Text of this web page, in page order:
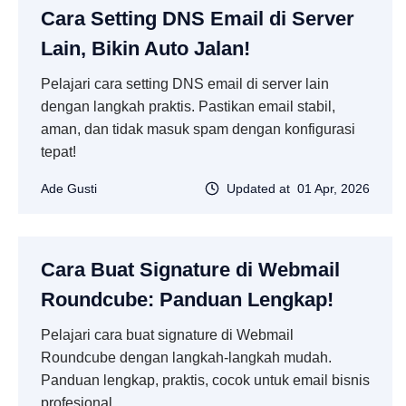
Cara Setting DNS Email di Server
Lain, Bikin Auto Jalan!
Pelajari cara setting DNS email di server lain
dengan langkah praktis. Pastikan email stabil,
aman, dan tidak masuk spam dengan konfigurasi
tepat!
Ade Gusti Updated at 01 Apr, 2026
Cara Buat Signature di Webmail
Roundcube: Panduan Lengkap!
Pelajari cara buat signature di Webmail
Roundcube dengan langkah-langkah mudah.
Panduan lengkap, praktis, cocok untuk email bisnis
profesional.